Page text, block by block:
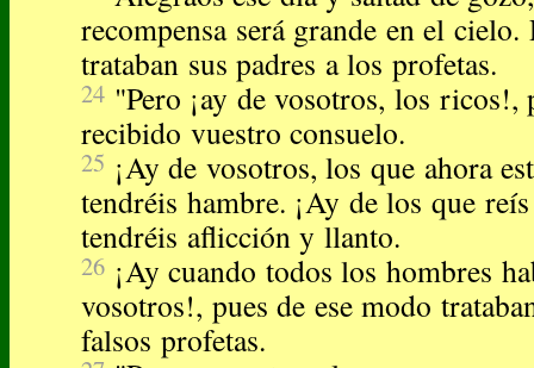
recompensa será grande en el cielo.
trataban sus padres a los profetas.
24 "Pero ¡ay de vosotros, los ricos!,
recibido vuestro consuelo.
25 ¡Ay de vosotros, los que ahora
tendréis hambre. ¡Ay de los que
tendréis aflicción y llanto.
26 ¡Ay cuando todos los hombres
vosotros!, pues de ese modo
falsos profetas.